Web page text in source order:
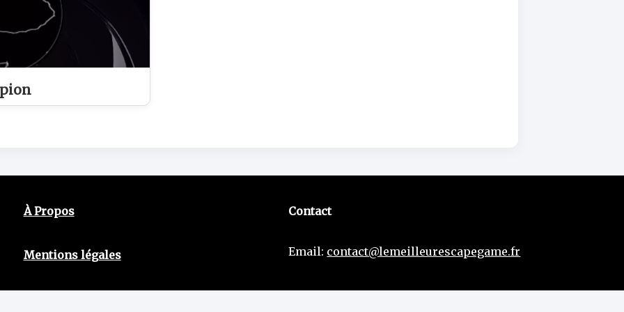
À Propos
Mentions légales
Contact
Email: contact@lemeilleurescapegame.fr